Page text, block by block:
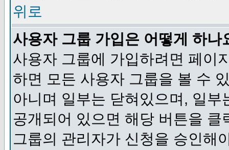
위로
사용자 그룹 가입은 어떻게 하나
사용자 그룹에 가입하려면 페이
하면 모든 사용자 그룹을 볼 수
아니며 일부는 닫혀있으며, 일
공개되어 있으면 해당 버튼을
그룹의 관리자가 신청을 승인해